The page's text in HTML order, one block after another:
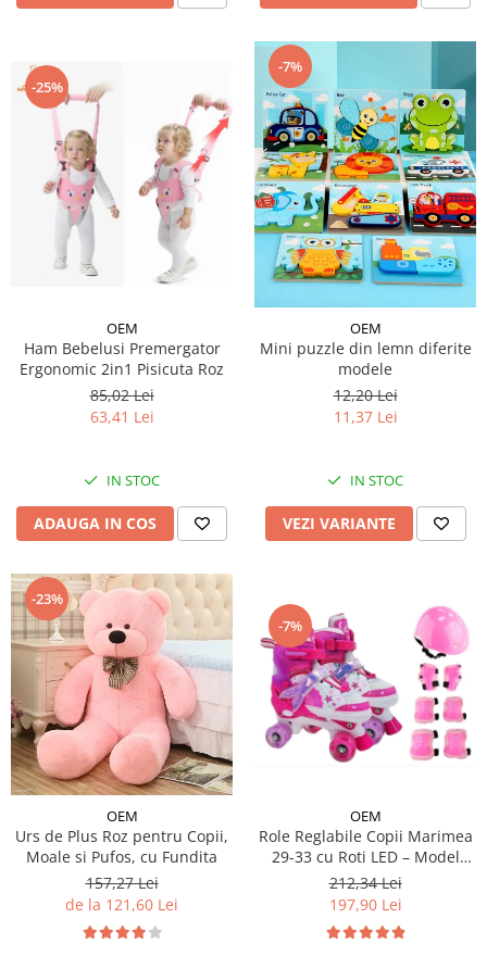
-25%
OEM
Ham Bebelusi Premergator
Ergonomic 2in1 Pisicuta Roz
85,02 Lei
63,41 Lei
IN STOC
ADAUGA IN COS
-7%
OEM
Mini puzzle din lemn diferite
modele
12,20 Lei
11,37 Lei
IN STOC
VEZI VARIANTE
-23%
OEM
Urs de Plus Roz pentru Copii,
Moale si Pufos, cu Fundita
157,27 Lei
de la 121,60 Lei
-7%
OEM
Role Reglabile Copii Marimea
29-33 cu Roti LED – Model
Sirena, SET PROTECTIE
INCLUS
212,34 Lei
197,90 Lei